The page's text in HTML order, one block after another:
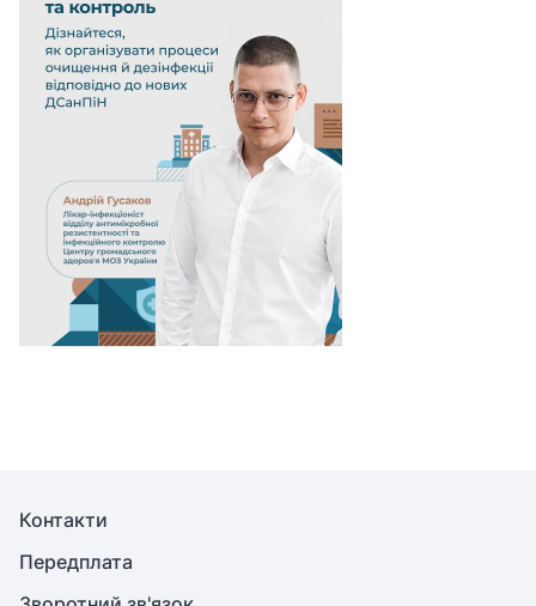
Контакти
Передплата